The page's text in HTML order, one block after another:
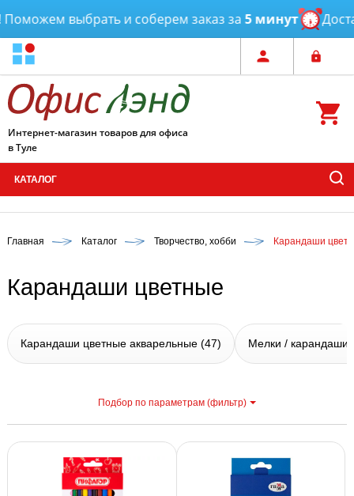
выбрать и соберем заказ за 5 минут
Интернет-магазин товаров для офиса
в Туле
КАТАЛОГ
Главная Каталог Творчество, хобби Карандаши
Карандаши цветные
Карандаши цветные акварельные (47) Мелки / карандаши
Подбор по параметрам (фильтр)